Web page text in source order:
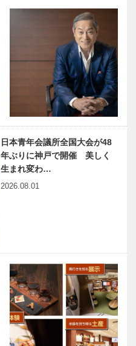
日本青年会議所全国大会が48
年ぶりに神戸で開催 美しく
生まれ変わ…
2026.08.01